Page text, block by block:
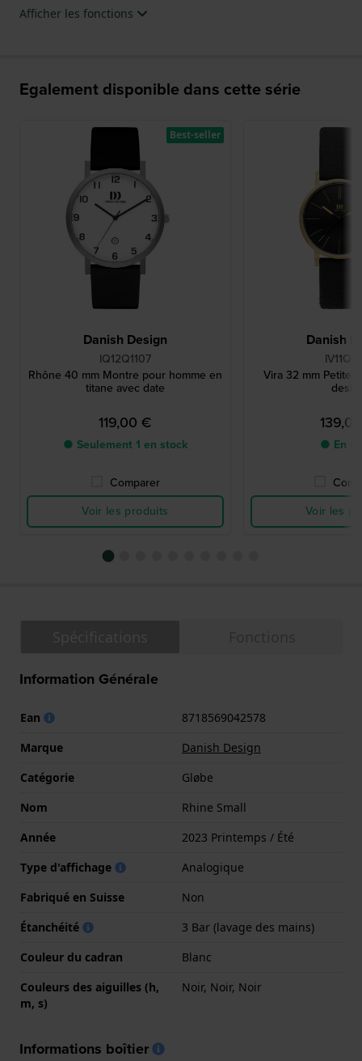
Afficher les fonctions
Egalement disponible dans cette série
Danish Design
IQ12Q1107
Rhône 40 mm Montre pour homme en
titane avec date
119,00 €
● Seulement 1 en stock
Comparer
Voir les produits
Best-seller
Danish
Vira 32 mm Petite
● En
Voir les
Information Générale
Ean
8718569042578
Marque
Danish Design
Catégorie
Gløbe
Nom
Rhine Small
Année
2023 Printemps / Été
Type d'affichage
Analogique
Fabriqué en Suisse
Non
Étanchéité
3 Bar (lavage des mains)
Couleur du cadran
Blanc
Couleurs des aiguilles (h,
m, s)
Noir, Noir, Noir
Informations boîtier